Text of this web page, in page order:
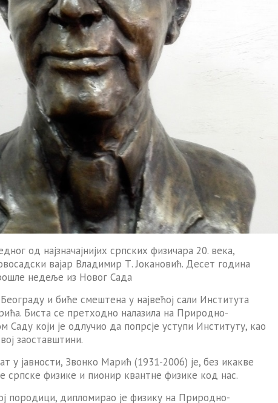
од најзначајнијих српских физичара 20. века,
вајар Владимир Т. Јокановић. Десет година
недеље из Новог Сада
и биће смештена у највећој сали Института
Биста се претходно налазила на Природно-
који је одлучио да попрсје уступи Институту, као
заоставштини.
у јавности, Звонко Марић (1931-2006) је, без икакве
српске физике и пионир квантне физике код нас.
породици, дипломирао је физику на Природно-